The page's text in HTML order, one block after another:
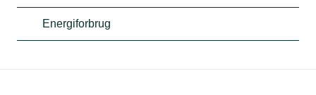
Energiforbrug